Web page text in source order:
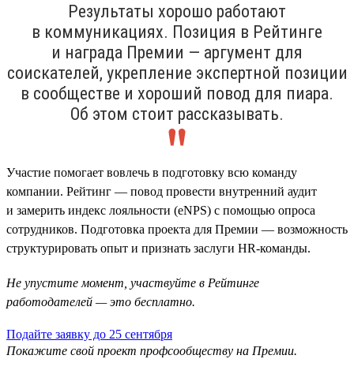
Результаты хорошо работают
в коммуникациях. Позиция в Рейтинге
и награда Премии — аргумент для
соискателей, укрепление экспертной позиции
в сообществе и хороший повод для пиара.
Об этом стоит рассказывать.
Участие помогает вовлечь в подготовку всю команду
компании. Рейтинг — повод провести внутренний аудит
и замерить индекс лояльности (eNPS) с помощью опроса
сотрудников. Подготовка проекта для Премии — возможность
структурировать опыт и признать заслуги HR-команды.
Не упустите момент, участвуйте в Рейтинге
работодателей — это бесплатно.
Подайте заявку до 25 сентября
Покажите свой проект профсообществу на Премии.